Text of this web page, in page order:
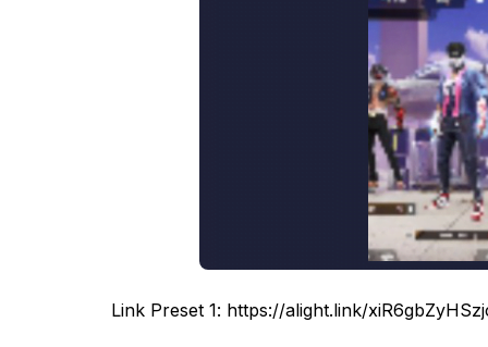
Link Preset 1: https://alight.link/